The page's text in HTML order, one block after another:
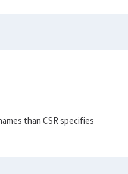
than CSR specifies